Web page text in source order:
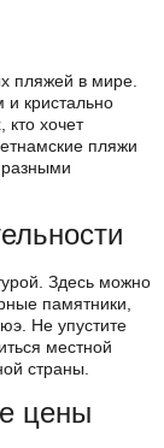
пляжей в мире.
и кристально
кто хочет
пляжи
Здесь можно
памятники,
Не упустите
местной
страны.
цены